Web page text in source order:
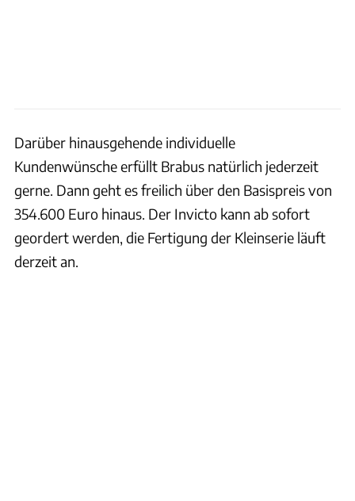
Darüber hinausgehende individuelle
Kundenwünsche erfüllt Brabus natürlich jederzeit
gerne. Dann geht es freilich über den Basispreis von
354.600 Euro hinaus. Der Invicto kann ab sofort
geordert werden, die Fertigung der Kleinserie läuft
derzeit an.